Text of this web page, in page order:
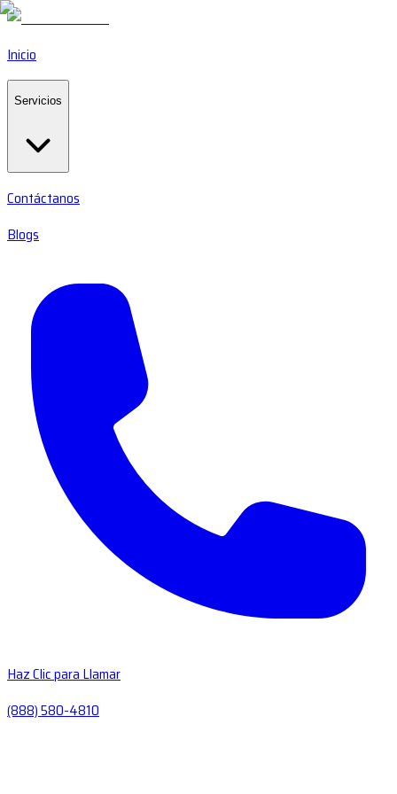
Inicio
Servicios
Contáctanos
Blogs
Haz Clic para Llamar
(888) 580-4810